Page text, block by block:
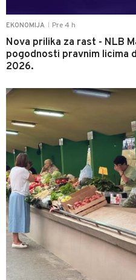
EKONOMIJA Pre 4 h
Nova prilika za rast - NLB
pogodnosti pravnim licima
2026.